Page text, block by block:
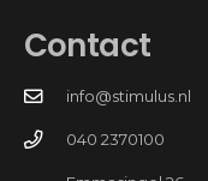
Contact
info@stimulus.nl
040 2370100